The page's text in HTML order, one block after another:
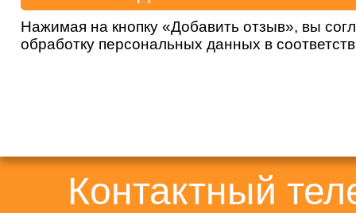
Нажимая на кнопку «Добавить отзыв», вы
обработку персональных данных в
Контактный